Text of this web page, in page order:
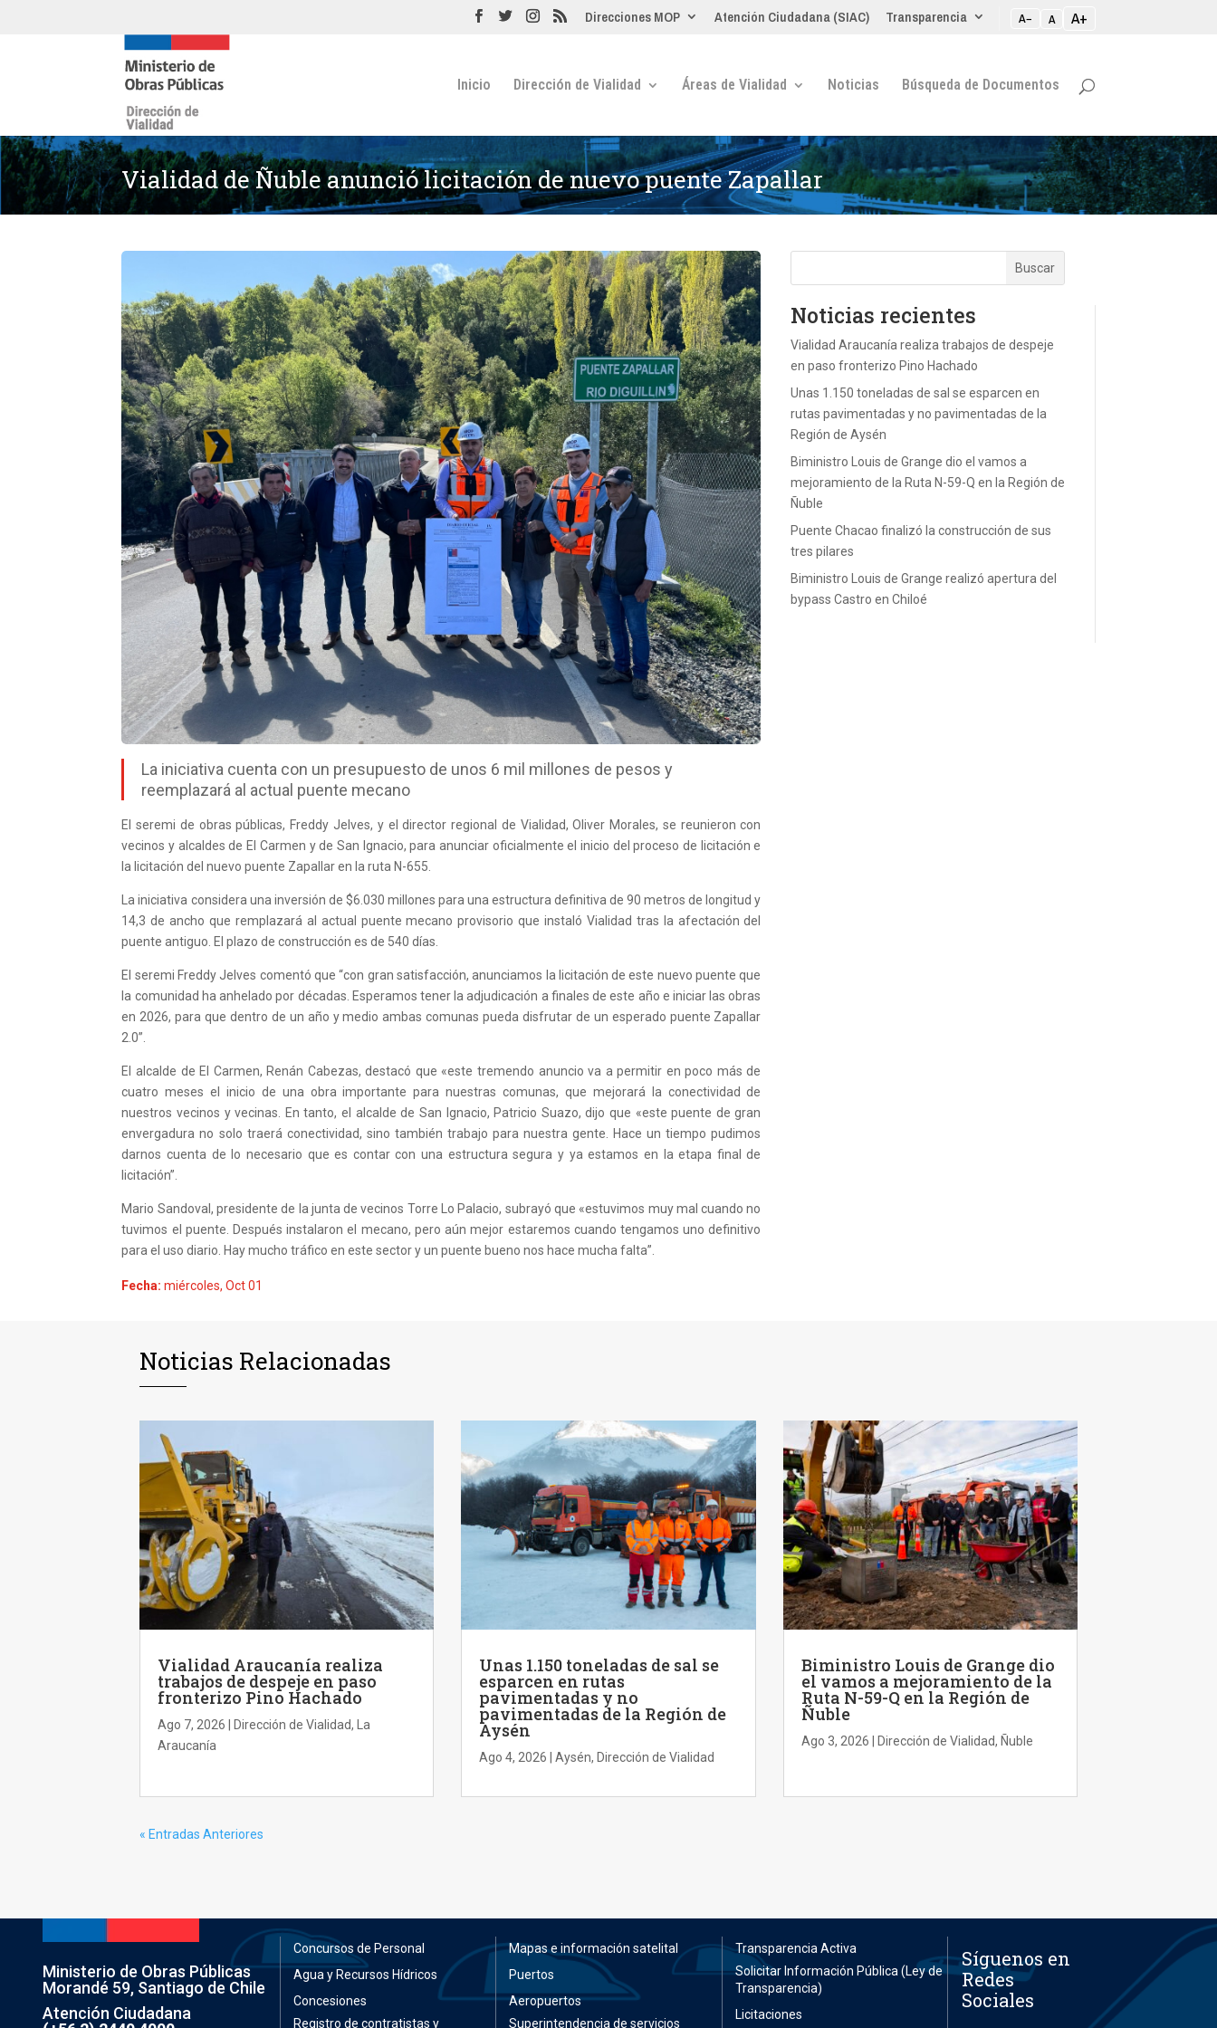
Direcciones MOP Atención Ciudadana (SIAC) Transparencia A− A A+
Inicio Dirección de Vialidad Áreas de Vialidad Noticias Búsqueda de Documentos
Vialidad de Ñuble anunció licitación de nuevo puente Zapallar
La iniciativa cuenta con un presupuesto de unos 6 mil millones de pesos y
reemplazará al actual puente mecano
El seremi de obras públicas, Freddy Jelves, y el director regional de Vialidad, Oliver Morales, se reunieron con
vecinos y alcaldes de El Carmen y de San Ignacio, para anunciar oficialmente el inicio del proceso de licitación e
la licitación del nuevo puente Zapallar en la ruta N-655.
La iniciativa considera una inversión de $6.030 millones para una estructura definitiva de 90 metros de longitud y
14,3 de ancho que remplazará al actual puente mecano provisorio que instaló Vialidad tras la afectación del
puente antiguo. El plazo de construcción es de 540 días.
El seremi Freddy Jelves comentó que “con gran satisfacción, anunciamos la licitación de este nuevo puente que
la comunidad ha anhelado por décadas. Esperamos tener la adjudicación a finales de este año e iniciar las obras
en 2026, para que dentro de un año y medio ambas comunas pueda disfrutar de un esperado puente Zapallar
2.0”.
El alcalde de El Carmen, Renán Cabezas, destacó que «este tremendo anuncio va a permitir en poco más de
cuatro meses el inicio de una obra importante para nuestras comunas, que mejorará la conectividad de
nuestros vecinos y vecinas. En tanto, el alcalde de San Ignacio, Patricio Suazo, dijo que «este puente de gran
envergadura no solo traerá conectividad, sino también trabajo para nuestra gente. Hace un tiempo pudimos
darnos cuenta de lo necesario que es contar con una estructura segura y ya estamos en la etapa final de
licitación”.
Mario Sandoval, presidente de la junta de vecinos Torre Lo Palacio, subrayó que «estuvimos muy mal cuando no
tuvimos el puente. Después instalaron el mecano, pero aún mejor estaremos cuando tengamos uno definitivo
para el uso diario. Hay mucho tráfico en este sector y un puente bueno nos hace mucha falta”.
Fecha:miércoles, Oct 01
Noticias recientes
Vialidad Araucanía realiza trabajos de despeje
en paso fronterizo Pino Hachado
Unas 1.150 toneladas de sal se esparcen en
rutas pavimentadas y no pavimentadas de la
Región de Aysén
Biministro Louis de Grange dio el vamos a
mejoramiento de la Ruta N-59-Q en la Región de
Ñuble
Puente Chacao finalizó la construcción de sus
tres pilares
Biministro Louis de Grange realizó apertura del
bypass Castro en Chiloé
Noticias Relacionadas
Vialidad Araucanía realiza
trabajos de despeje en paso
fronterizo Pino Hachado
Ago 7, 2026 Dirección de Vialidad,
La
Araucanía
Unas 1.150 toneladas de sal se
esparcen en rutas
pavimentadas y no
pavimentadas de la Región de
Aysén
Ago 4, 2026 |Aysén, Dirección de Vialidad
Biministro Louis de Grange dio
el vamos a mejoramiento de la
Ruta N-59-Q en la Región de
Ñuble
Ago 3, 2026 Dirección de Vialidad, Ñuble
« Entradas Anteriores
Ministerio de Obras Públicas
Morandé 59, Santiago de Chile
Atención Ciudadana
Concursos de Personal
Agua y Recursos Hídricos
Concesiones
Registro de contratistas y
Mapas e información satelital
Puertos
Aeropuertos
Superintendencia de servicios
Transparencia Activa
Solicitar Información Pública (Ley de
Transparencia)
Licitaciones
Síguenos en
Redes
Sociales